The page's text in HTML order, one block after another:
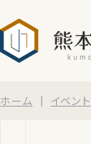
ホーム イベン